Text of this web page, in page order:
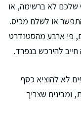
שלכם לא ברשימה, או
או לשלם מכיס.
תקופת האכשרה למחלות היא 60 יום, פי ארבע מהסטנדרט
להירכש בנפרד.
לא להוציא כסף
שצריך